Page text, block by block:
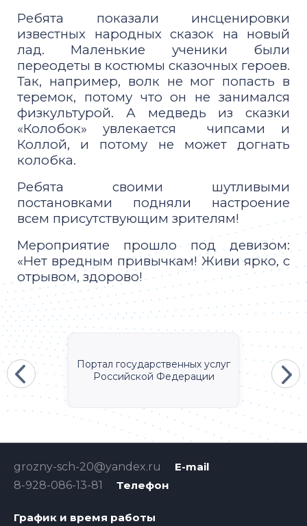
Ребята показали инсценировки
известных народных сказок на новый
лад. Маленькие ученики были
переодеты в костюмы сказочных героев.
Так, например, волк не мог попасть в
теремок, потому что он не занимался
физкультурой. А медведь из сказки
«Колобок» увлекается чипсами и
Коллой, и потому не может догнать
колобка.
Ребята своими шутливыми
постановками подняли настроение
всем присутствующим зрителям!
Мероприятие прошло под девизом:
«Нет вредным привычкам! Живи ярко, с
отрывом, здорово!
Портал государственных услуг
Российской Федерации
E-mail
grozny-sch-20@yandex.ru
Телефон
8-928-086-13-81
График и время работы